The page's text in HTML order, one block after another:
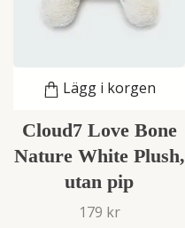
Lägg i korgen
Cloud7 Love Bone
Nature White Plush,
utan pip
179 kr